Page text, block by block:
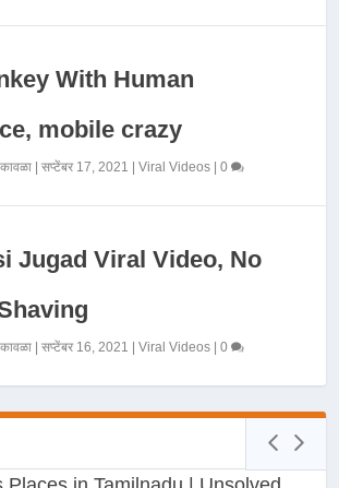
With Human
mobile crazy
|सप्टेंबर 17, 2021 |Viral Videos |0
Jugad Viral Video, No
|सप्टेंबर 16, 2021 |Viral Videos |0